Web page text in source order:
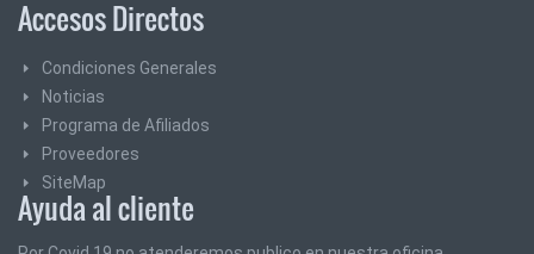
Accesos Directos
Condiciones Generales
Noticias
Programa de Afiliados
Proveedores
SiteMap
Ayuda al cliente